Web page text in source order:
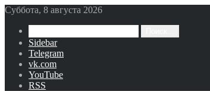
Суббота, 8 августа 2026
Sidebar
Telegram
vk.com
YouTube
RSS